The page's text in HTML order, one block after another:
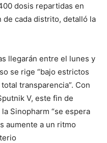
dosis repartidas en
de cada distrito, detalló la
llegarán entre el lunes y
se rige “bajo estrictos
transparencia”. Con
V, este fin de
Sinopharm “se espera
aumente a un ritmo